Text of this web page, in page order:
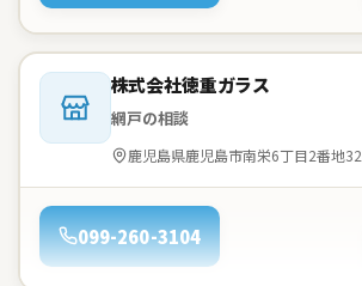
会社名：
株式会社徳重ガラス
網戸の相談
住所：
鹿児島県鹿児島市南栄6丁目2番地32
電話：
099-260-3104